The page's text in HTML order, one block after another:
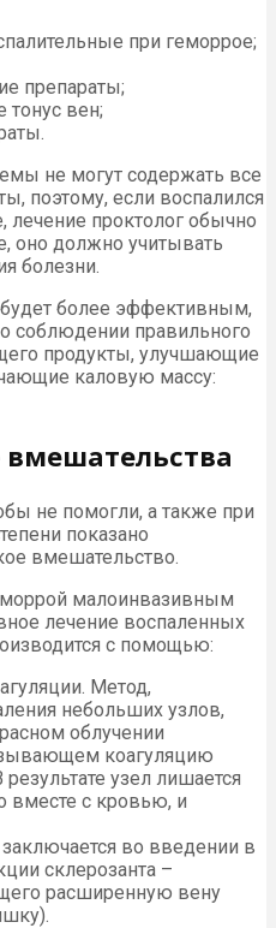
при геморрое;
препараты;
вен;
не могут содержать все
поэтому, если воспалился
лечение проктолог обычно
оно должно учитывать
болезни.
более эффективным,
соблюдении правильного
продукты, улучшающие
каловую массу:
не помогли, а также при
показано
вмешательство.
малоинвазивным
лечение воспаленных
с помощью:
Метод,
небольших узлов,
облучении
коагуляцию
узел лишается
вместе с кровью, и
во введении в
склерозанта –
расширенную вену